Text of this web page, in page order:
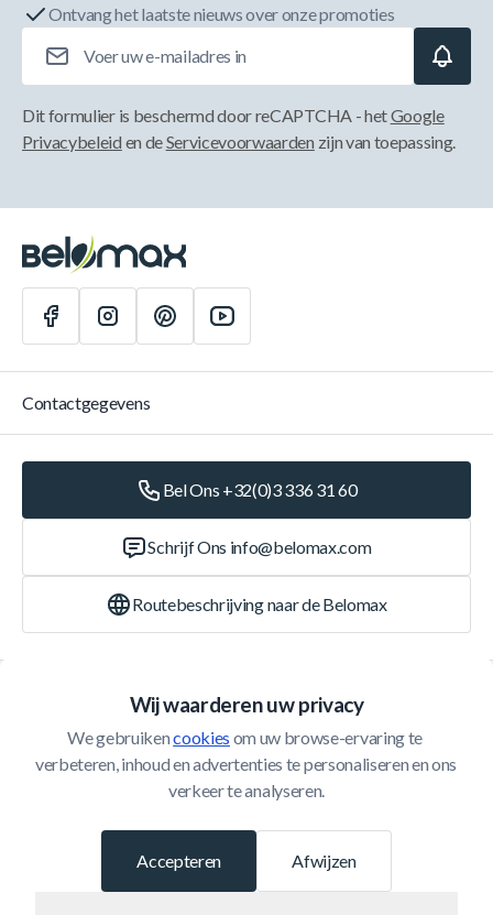
Wij waarderen uw privacy
We gebruiken cookies om uw browse-ervaring te
verbeteren, inhoud en advertenties te personaliseren en ons
verkeer te analyseren.
Afwijzen
Accepteren
Ontvang het laatste nieuws over onze promoties
Dit formulier is beschermd door reCAPTCHA - hetGoogle
Privacybeleid en deServicevoorwaarden zijn van toepassing.
Klantenservice
Contactgegevens
Bel Ons +32(0)3 336 31 60
Schrijf Ons info@belomax.com
Routebeschrijving naar de Belomax